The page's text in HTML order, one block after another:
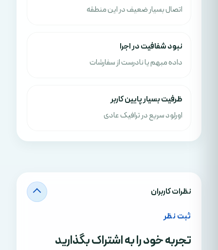
اتصال بسیار ضعیف در این منطقه
نبود شفافیت در اجرا
داده مبهم یا نادرست از سفارشات
ظرفیت بسیار پایین کاربر
اورلود سریع در ترافیک عادی
نظرات کاربران
ثبت نظر
تجربه خود را به اشتراک بگذارید